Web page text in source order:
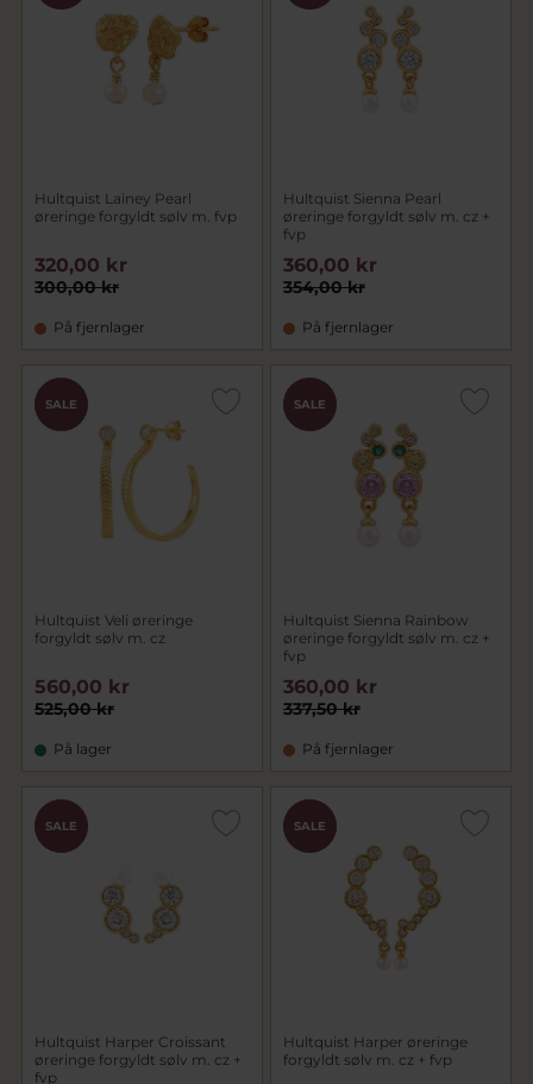
Hultquist Lainey Pearl
øreringe forgyldt sølv m. fvp
300,00 kr
320,00 kr
På fjernlager
Hultquist Sienna Pearl
øreringe forgyldt sølv m. cz +
fvp
354,00 kr
360,00 kr
På fjernlager
PRIS
SALE
Hultquist Veli øreringe
forgyldt sølv m. cz
525,00 kr
560,00 kr
På lager
PRIS
SALE
Hultquist Sienna Rainbow
øreringe forgyldt sølv m. cz +
fvp
337,50 kr
360,00 kr
På fjernlager
PRIS
SALE
Hultquist Harper Croissant
øreringe forgyldt sølv m. cz +
fvp
PRIS
SALE
Hultquist Harper øreringe
forgyldt sølv m. cz + fvp